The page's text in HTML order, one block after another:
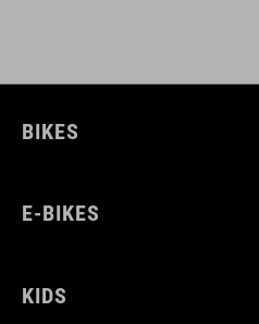
BIKES
E-BIKES
KIDS